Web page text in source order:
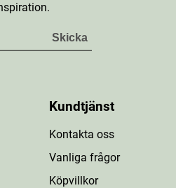
Kundtjänst
Kontakta oss
Vanliga frågor
Köpvillkor